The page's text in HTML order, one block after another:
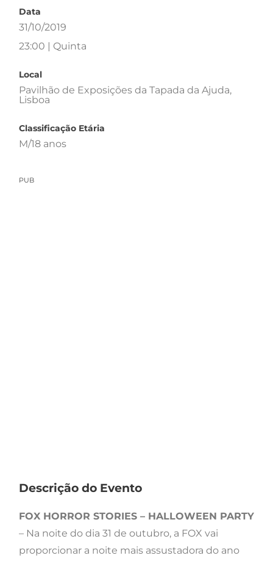
Data
31/10/2019
23:00 | Quinta
Local
Pavilhão de Exposições da Tapada da Ajuda,
Lisboa
Classificação Etária
M/18 anos
PUB
Descrição do Evento
FOX HORROR STORIES – HALLOWEEN PARTY
– Na noite do dia 31 de outubro, a FOX vai
proporcionar a noite mais assustadora do ano